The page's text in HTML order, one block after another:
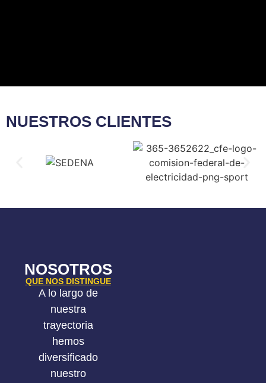
NUESTROS CLIENTES​
NOSOTROS
QUE NOS DISTINGUE
A lo largo de
nuestra
trayectoria
hemos
diversificado
nuestro